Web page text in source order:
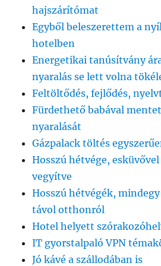
hajszárítómat
Egyből beleszerettem a
hotelben
Energetikai tanúsítvány
nyaralás se lett volna
Feltöltődés, fejlődés,
Fürdethető babával
nyaralását
Gázpalack töltés
Hosszú hétvége, esküvővel
vegyítve
Hosszú hétvégék,
távol otthonról
Hotel helyett
IT gyorstalpaló VPN
Jó kávé a szállodában is